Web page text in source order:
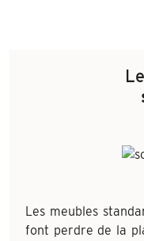
Les meubles
font perdre de la